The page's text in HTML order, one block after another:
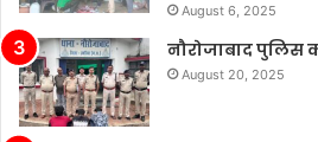
August 6, 2025
नौरोजाबाद पुलिस
August 20, 2025